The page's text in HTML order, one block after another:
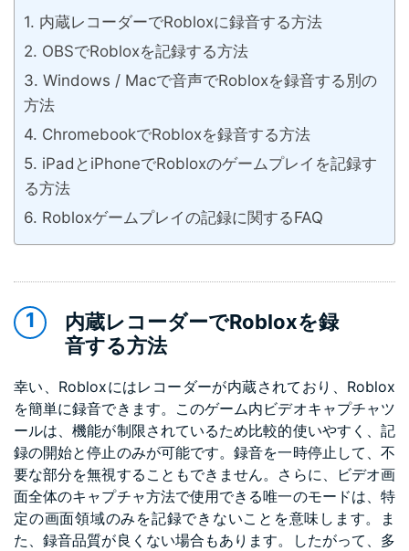
内蔵レコーダーでRobloxに録音する方法
OBSでRobloxを記録する方法
Windows / Macで音声でRobloxを録音する別の
方法
ChromebookでRobloxを録音する方法
iPadとiPhoneでRobloxのゲームプレイを記録す
る方法
Robloxゲームプレイの記録に関するFAQ
内蔵レコーダーでRobloxを録
音する方法
幸い、Robloxにはレコーダーが内蔵されており、Roblox
を簡単に録音できます。このゲーム内ビデオキャプチャツ
ールは、機能が制限されているため比較的使いやすく、記
録の開始と停止のみが可能です。録音を一時停止して、不
要な部分を無視することもできません。さらに、ビデオ画
面全体のキャプチャ方法で使用できる唯一のモードは、特
定の画面領域のみを記録できないことを意味します。ま
た、録音品質が良くない場合もあります。したがって、多